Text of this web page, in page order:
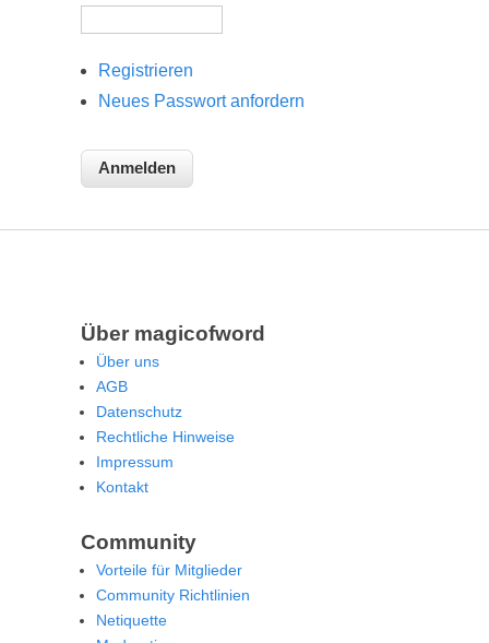
Registrieren
Neues Passwort anfordern
Über magicofword
Über uns
AGB
Datenschutz
Rechtliche Hinweise
Impressum
Kontakt
Community
Vorteile für Mitglieder
Community Richtlinien
Netiquette